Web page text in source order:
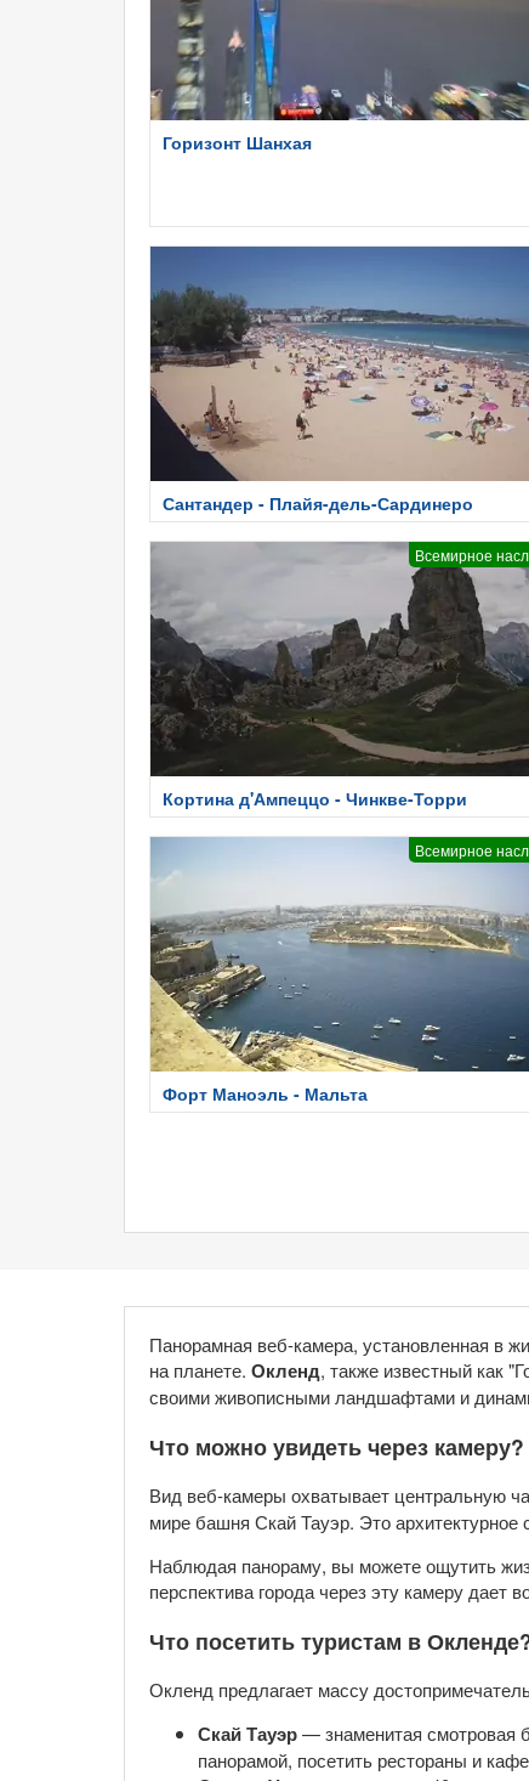
Горизонт Шанхая
Сантандер - Плайя-дель-Сардинеро
Всемирное
Кортина д'Ампеццо - Чинкве-Торри
Всемирное
Форт Маноэль - Мальта
Панорамная веб-камера, установленная в
на планете. Окленд, также известный как
своими живописными ландшафтами и
Что можно увидеть через камеру?
Вид веб-камеры охватывает центральную
мире башня Скай Тауэр. Это
Наблюдая панораму, вы можете ощутить
перспектива города через эту камеру
Что посетить туристам в
Окленд предлагает массу
Скай Тауэр— знаменитая смотровая
панорамой, посетить рестораны и